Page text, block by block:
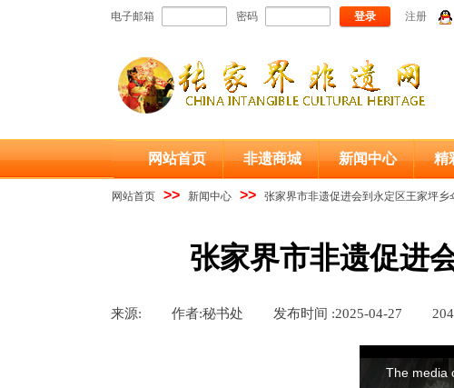
电子邮箱 密码 登录 注册
网站首页 非遗商城 新闻中心 精
网站首页 >> 新闻中心 >> 张家界市非遗促进会到永定区王家坪
张家界市非遗促进
来源: 作者:秘书处 发布时间 :2025-04-27